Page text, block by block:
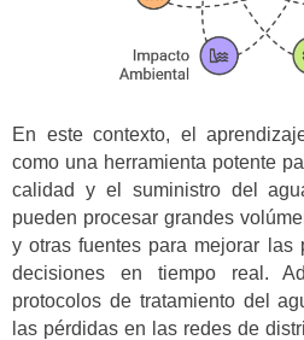
En este contexto, el
como una herramienta potente
calidad y el suministro del
pueden procesar grandes
y otras fuentes para mejorar las
decisiones en tiempo real.
protocolos de tratamiento del
las pérdidas en las redes de